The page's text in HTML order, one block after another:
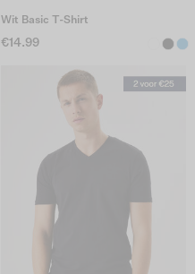
Wit Basic T-Shirt
€14.99